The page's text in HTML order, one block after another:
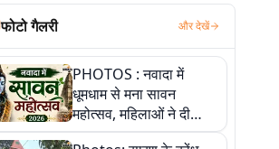
फोटो गैलरी और देखें
PHOTOS : नवादा में
धूमधाम से मना सावन
महोत्सव, महिलाओं ने दी
सांस्कृतिक प्रस्तुतियां